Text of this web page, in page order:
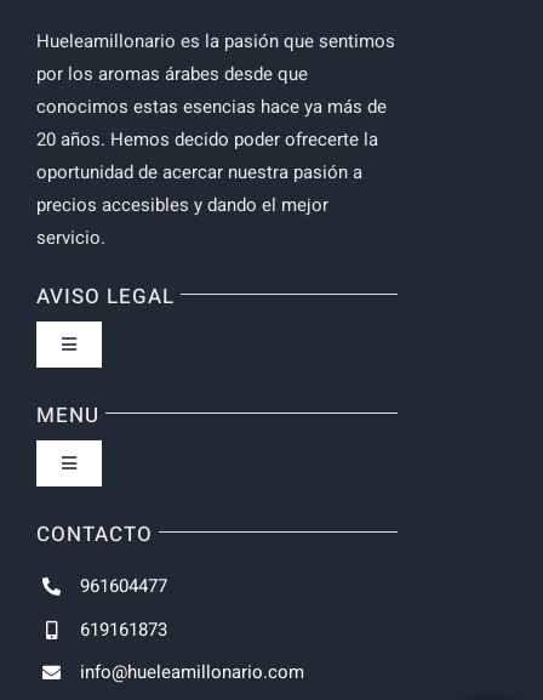
Hueleamillonario es la pasión que sentimos
por los aromas árabes desde que
conocimos estas esencias hace ya más de
20 años. Hemos decido poder ofrecerte la
oportunidad de acercar nuestra pasión a
precios accesibles y dando el mejor
servicio.
AVISO LEGAL
Toggle
Política de privacidad
MENU
Toggle
Inicio
UNISEX
CONTACTO
961604477
619161873
info@hueleamillonario.com